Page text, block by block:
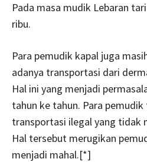
Pada masa mudik Lebaran
ribu.
Para pemudik kapal juga
adanya transportasi dari
Hal ini yang menjadi
tahun ke tahun. Para
transportasi ilegal yang tidak
Hal tersebut merugikan
menjadi mahal.[*]